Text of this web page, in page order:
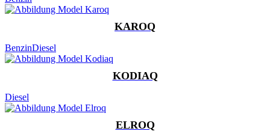
KAROQ
BenzinDiesel
KODIAQ
Diesel
ELROQ